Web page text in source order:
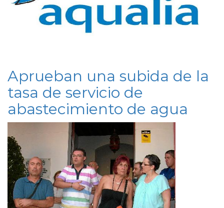
Aprueban una subida de la
tasa de servicio de
abastecimiento de agua